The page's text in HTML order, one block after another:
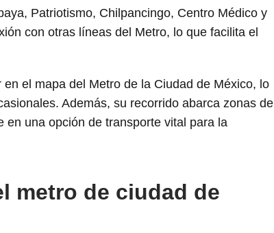
Patriotismo, Chilpancingo, Centro Médico y
con otras líneas del Metro, lo que facilita el
el mapa del Metro de la Ciudad de México, lo
Además, su recorrido abarca zonas de
una opción de transporte vital para la
metro de ciudad de